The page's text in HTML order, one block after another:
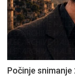
Počinje